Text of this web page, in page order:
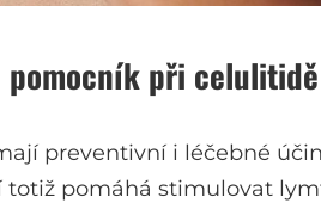
pomocník při celulitidě
preventivní i léčebné
totiž pomáhá stimulovat